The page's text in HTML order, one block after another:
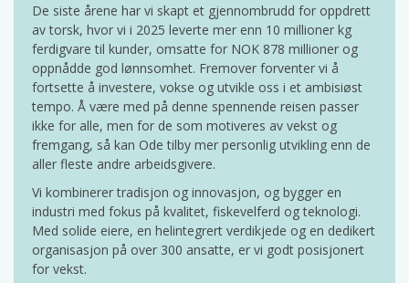
De siste årene har vi skapt et gjennombrudd for oppdrett
av torsk, hvor vi i 2025 leverte mer enn 10 millioner kg
ferdigvare til kunder, omsatte for NOK 878 millioner og
oppnådde god lønnsomhet. Fremover forventer vi å
fortsette å investere, vokse og utvikle oss i et ambisiøst
tempo. Å være med på denne spennende reisen passer
ikke for alle, men for de som motiveres av vekst og
fremgang, så kan Ode tilby mer personlig utvikling enn de
aller fleste andre arbeidsgivere.
Vi kombinerer tradisjon og innovasjon, og bygger en
industri med fokus på kvalitet, fiskevelferd og teknologi.
Med solide eiere, en helintegrert verdikjede og en dedikert
organisasjon på over 300 ansatte, er vi godt posisjonert
for vekst.